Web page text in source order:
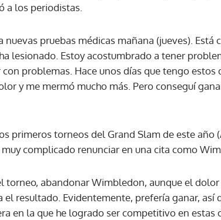
Gracias por suscribirte a nuestro
ACEPTAR
a los periodistas.
nuevas pruebas médicas mañana (jueves). Está
lesionado. Estoy acostumbrado a tener
problemas. Hace unos días que tengo
y me mermó mucho más. Pero conseguí
primeros torneos del Grand Slam de este año
complicado renunciar en una cita como
torneo, abandonar Wimbledon, aunque el
el resultado. Evidentemente, prefería ganar, así
en la que he logrado ser competitivo en estas